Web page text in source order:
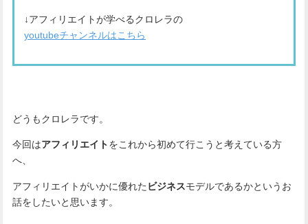
↓アフィリエイトが学べるクロレラの
youtubeチャンネルはこちら
どうもクロレラです。
今回はアフィリエイトをこれから初めて行こうと考えている方
へ、
アフィリエイトがいかに優れた ビジネスモデルであるかというお
話をしたいと思います。